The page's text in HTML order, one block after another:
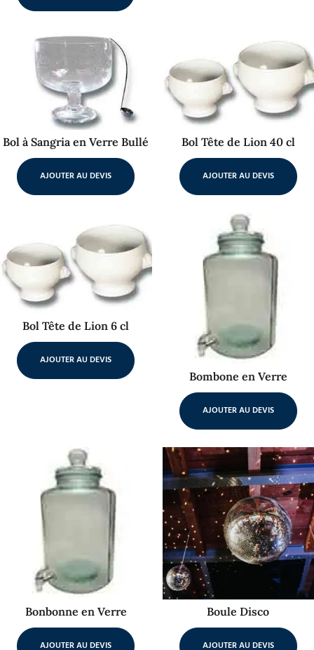
Bol à Sangria en Verre Bullé
AJOUTER AU DEVIS
Bol Tête de Lion 40 cl
AJOUTER AU DEVIS
Bol Tête de Lion 6 cl
AJOUTER AU DEVIS
Bombone en Verre
AJOUTER AU DEVIS
Bonbonne en Verre
AJOUTER AU DEVIS
Boule Disco
AJOUTER AU DEVIS